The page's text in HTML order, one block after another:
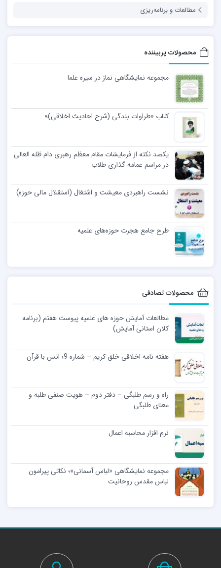
مطالعات و برنامه‌ریزی
محصولات پربیننده
مجموعه نمایشگاهی نماز در سیره علما
کتاب «طراوات بندگی (شرح احادیث اخلاقی)»
یکصد نکته از فرمایشات مقام معظم رهبری دام ظله العالی
در مراسم عمامه گذاری طلاب
نشست راهبردی معیشت و اشتغال (استقلال مالی حوزه)
طرح جامع هجرت حوزه‌های علمیه
محصولات تصادفی
مطالعات آمایش حوزه های علمیه پیوست هفتم (برنامه
کلان استانی آمایش)
هفته نامه اخلاقی خلق کریم – شماره 9؛ انس با قرآن
راه و رسم طلبگی – دفتر دوم – هویت صنفی طلبه و
معنای طلبگی
نرم افزار محاسبه اعمال
مجموعه نمایشگاهی «لباس آسمانی»؛ نکاتی پیرامون
لباس مقدس روحانیت